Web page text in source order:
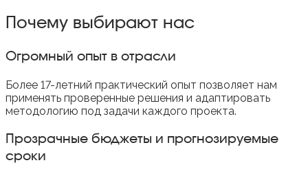
Почему выбирают нас
Огромный опыт в отрасли
Более 17-летний практический опыт позволяет нам
применять проверенные решения и адаптировать
методологию под задачи каждого проекта.
Прозрачные бюджеты и прогнозируемые
сроки